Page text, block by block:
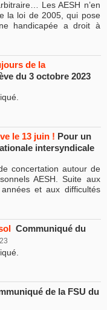
Les AESH n’en
la loi de 2005, qui pose
handicapée a droit à
de la
du 3 octobre 2023
le 13 juin ! Pour un
intersyndicale
concertation autour de
AESH. Suite aux
et aux difficultés
Communiqué du
de la FSU du